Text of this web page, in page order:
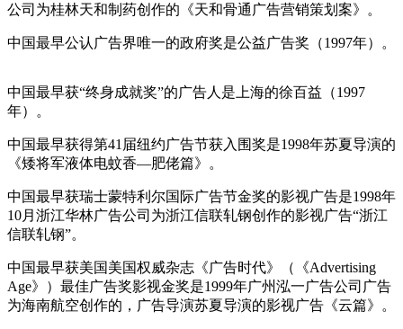
公司为桂林天和制药创作的《天和骨通广告营销策划案》。
中国最早公认广告界唯一的政府奖是公益广告奖（1997年）。
中国最早获“终身成就奖”的广告人是上海的徐百益（1997
年）。
中国最早获得第41届纽约广告节获入围奖是1998年苏夏导演的
《矮将军液体电蚊香—肥佬篇》。
中国最早获瑞士蒙特利尔国际广告节金奖的影视广告是1998年
10月浙江华林广告公司为浙江信联轧钢创作的影视广告“浙江
信联轧钢”。
中国最早获美国美国权威杂志《广告时代》（《Advertising
Age》）最佳广告奖影视金奖是1999年广州泓一广告公司广告
为海南航空创作的，广告导演苏夏导演的影视广告《云篇》。